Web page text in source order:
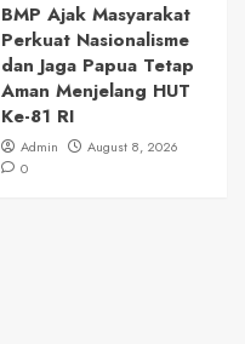
BMP Ajak Masyarakat
Perkuat Nasionalisme
dan Jaga Papua Tetap
Aman Menjelang HUT
Ke-81 RI
Admin
August 8, 2026
0